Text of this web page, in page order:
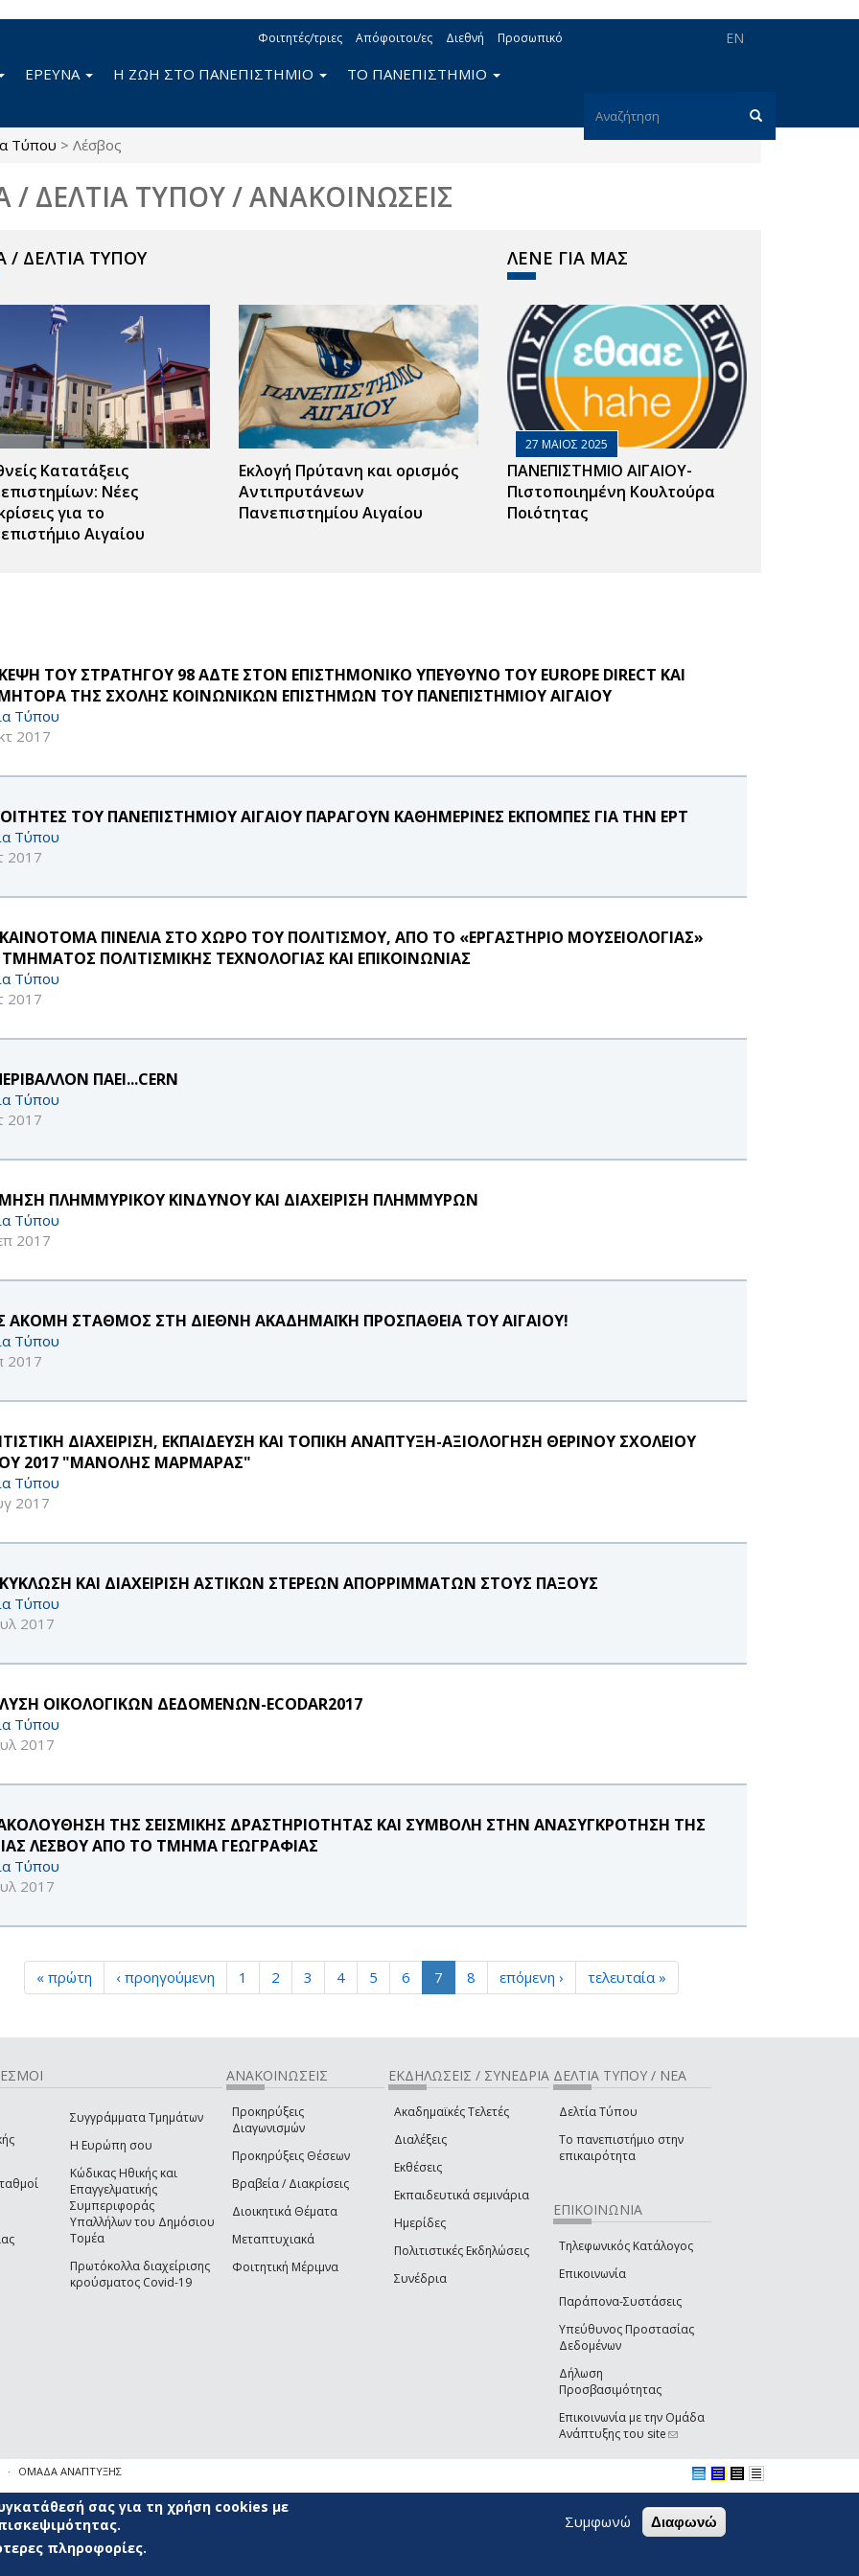
EN
Φοιτητές/τριες Απόφοιτοι/ες Διεθνή Προσωπικό
Φόρμα
ΕΡΕΥΝΑ Η ΖΩΗ ΣΤΟ ΠΑΝΕΠΙΣΤΗΜΙΟ ΤΟ ΠΑΝΕΠΙΣΤΗΜΙΟ
Τύπου > Λέσβος
/ ΔΕΛΤΙΑ ΤΥΠΟΥ / ΑΝΑΚΟΙΝΩΣΕΙΣ
/ ΔΕΛΤΙΑ ΤΥΠΟΥ
Κατατάξεις
Νέες
για το
Αιγαίου
Εκλογή Πρύτανη και ορισμός
Αντιπρυτάνεων
Πανεπιστημίου Αιγαίου
ΛΕΝΕ ΓΙΑ ΜΑΣ
27 ΜΑΙΟΣ 2025
ΠΑΝΕΠΙΣΤΗΜΙΟ ΑΙΓΑΙΟΥ-
Πιστοποιημένη Κουλτούρα
Ποιότητας
ΤΟΥ ΣΤΡΑΤΗΓΟΥ 98 ΑΔΤΕ ΣΤΟΝ ΕΠΙΣΤΗΜΟΝΙΚΟ ΥΠΕΥΘΥΝΟ ΤΟΥ EUROPE DIRECT ΚΑΙ
ΤΗΣ ΣΧΟΛΗΣ ΚΟΙΝΩΝΙΚΩΝ ΕΠΙΣΤΗΜΩΝ ΤΟΥ ΠΑΝΕΠΙΣΤΗΜΙΟΥ ΑΙΓΑΙΟΥ
Τύπου
2017
ΤΟΥ ΠΑΝΕΠΙΣΤΗΜΙΟΥ ΑΙΓΑΙΟΥ ΠΑΡΑΓΟΥΝ ΚΑΘΗΜΕΡΙΝΕΣ ΕΚΠΟΜΠΕΣ ΓΙΑ ΤΗΝ ΕΡΤ
Τύπου
2017
ΠΙΝΕΛΙΑ ΣΤΟ ΧΩΡΟ ΤΟΥ ΠΟΛΙΤΙΣΜΟΥ, ΑΠΟ ΤΟ «ΕΡΓΑΣΤΗΡΙΟ ΜΟΥΣΕΙΟΛΟΓΙΑΣ»
ΠΟΛΙΤΙΣΜΙΚΗΣ ΤΕΧΝΟΛΟΓΙΑΣ ΚΑΙ ΕΠΙΚΟΙΝΩΝΙΑΣ
Τύπου
2017
ΠΑΕΙ...CERN
Τύπου
2017
ΠΛΗΜΜΥΡΙΚΟΥ ΚΙΝΔΥΝΟΥ ΚΑΙ ΔΙΑΧΕΙΡΙΣΗ ΠΛΗΜΜΥΡΩΝ
Τύπου
2017
ΑΚΟΜΗ ΣΤΑΘΜΟΣ ΣΤΗ ΔΙΕΘΝΗ ΑΚΑΔΗΜΑΪΚΗ ΠΡΟΣΠΑΘΕΙΑ ΤΟΥ ΑΙΓΑΙΟΥ!
Τύπου
2017
ΔΙΑΧΕΙΡΙΣΗ, ΕΚΠΑΙΔΕΥΣΗ ΚΑΙ ΤΟΠΙΚΗ ΑΝΑΠΤΥΞΗ-ΑΞΙΟΛΟΓΗΣΗ ΘΕΡΙΝΟΥ ΣΧΟΛΕΙΟΥ
2017 "ΜΑΝΟΛΗΣ ΜΑΡΜΑΡΑΣ"
Τύπου
2017
ΚΑΙ ΔΙΑΧΕΙΡΙΣΗ ΑΣΤΙΚΩΝ ΣΤΕΡΕΩΝ ΑΠΟΡΡΙΜΜΑΤΩΝ ΣΤΟΥΣ ΠΑΞΟΥΣ
Τύπου
2017
ΟΙΚΟΛΟΓΙΚΩΝ ΔΕΔΟΜΕΝΩΝ-ECODAR2017
Τύπου
2017
ΤΗΣ ΣΕΙΣΜΙΚΗΣ ΔΡΑΣΤΗΡΙΟΤΗΤΑΣ ΚΑΙ ΣΥΜΒΟΛΗ ΣΤΗΝ ΑΝΑΣΥΓΚΡΟΤΗΣΗ ΤΗΣ
ΛΕΣΒΟΥ ΑΠΟ ΤΟ ΤΜΗΜΑ ΓΕΩΓΡΑΦΙΑΣ
Τύπου
2017
« πρώτη ‹ προηγούμενη 1 2 3 4 5 6 7 8 επόμενη › τελευταία »
Συγγράμματα Τμημάτων
Η Ευρώπη σου
Κώδικας Ηθικής και
Επαγγελματικής
Συμπεριφοράς
Υπαλλήλων του Δημόσιου
Τομέα
Πρωτόκολλα διαχείρισης
κρούσματος Covid-19
ΑΝΑΚΟΙΝΩΣΕΙΣ
Προκηρύξεις
Διαγωνισμών
Προκηρύξεις Θέσεων
Βραβεία / Διακρίσεις
Διοικητικά Θέματα
Μεταπτυχιακά
Φοιτητική Μέριμνα
ΕΚΔΗΛΩΣΕΙΣ / ΣΥΝΕΔΡΙΑ
Ακαδημαϊκές Τελετές
Διαλέξεις
Εκθέσεις
Εκπαιδευτικά σεμινάρια
Ημερίδες
Πολιτιστικές Εκδηλώσεις
Συνέδρια
ΔΕΛΤΙΑ ΤΥΠΟΥ / ΝΕΑ
Δελτία Τύπου
Το πανεπιστήμιο στην
επικαιρότητα
ΕΠΙΚΟΙΝΩΝΙΑ
Τηλεφωνικός Κατάλογος
Επικοινωνία
Παράπονα-Συστάσεις
Υπεύθυνος Προστασίας
Δεδομένων
Δήλωση
Προσβασιμότητας
Επικοινωνία με την Ομάδα
Ανάπτυξης του site(link sends e-mail)
ΟΜΑΔΑ ΑΝΑΠΤΥΞΗΣ
σας για τη χρήση cookies με
πληροφορίες.
Συμφωνώ Διαφωνώ